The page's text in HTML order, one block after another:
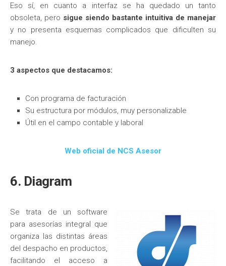
Eso sí, en cuanto a interfaz se ha quedado un tanto
obsoleta, pero sigue siendo bastante intuitiva de manejar
y no presenta esquemas complicados que dificulten su
manejo.
3 aspectos que destacamos:
Con programa de facturación
Su estructura por módulos, muy personalizable
Útil en el campo contable y laboral
Web oficial de NCS Asesor
6. Diagram
Se trata de un software
para asesorías integral que
organiza las distintas áreas
del despacho en productos,
facilitando el acceso a